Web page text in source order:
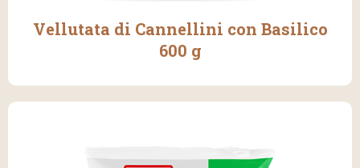
Vellutata di Cannellini con Basilico
600 g